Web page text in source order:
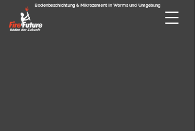
Bodenbeschichtung & Mikrozement in Worms und Umgebung